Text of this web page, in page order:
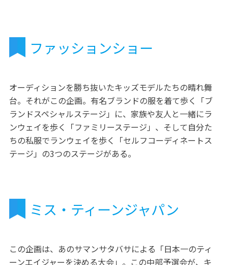
ファッションショー
オーディションを勝ち抜いたキッズモデルたちの晴れ舞
台。それがこの企画。有名ブランドの服を着て歩く「ブ
ランドスペシャルステージ」に、家族や友人と一緒にラ
ンウェイを歩く「ファミリーステージ」、そして自分た
ちの私服でランウェイを歩く「セルフコーディネートス
テージ」の3つのステージがある。
ミス・ティーンジャパン
この企画は、あのサマンサタバサによる「日本一のティ
ーンエイジャーを決める大会」。この中部予選会が、キ